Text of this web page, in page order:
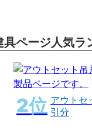
ページ人気ラ
アウトセ
引分